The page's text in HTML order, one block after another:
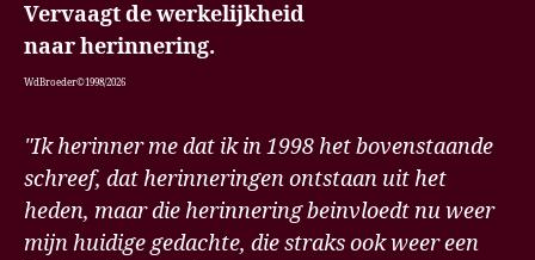
Vervaagt de werkelijkheid
naar herinnering.
WdBroeder©1998/2026
"Ik herinner me dat ik in 1998 het bovenstaande
schreef, dat herinneringen ontstaan uit het
heden, maar die herinnering beinvloedt nu weer
mijn huidige gedachte, die straks ook weer een